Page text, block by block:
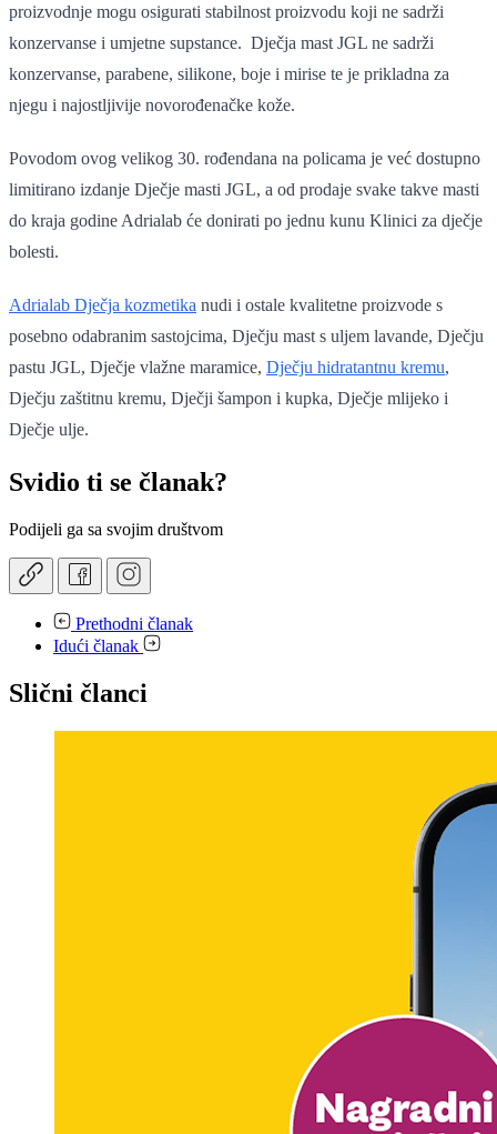
proizvodnje mogu osigurati stabilnost proizvodu koji ne sadrži
konzervanse i umjetne supstance. Dječja mast JGL ne sadrži
konzervanse, parabene, silikone, boje i mirise te je prikladna za
njegu i najostljivije novorođenačke kože.
Povodom ovog velikog 30. rođendana na policama je već dostupno
limitirano izdanje Dječje masti JGL, a od prodaje svake takve masti
do kraja godine Adrialab će donirati po jednu kunu Klinici za dječje
bolesti.
Adrialab Dječja kozmetika nudi i ostale kvalitetne proizvode s
posebno odabranim sastojcima, Dječju mast s uljem lavande, Dječju
pastu JGL, Dječje vlažne maramice, Dječju hidratantnu kremu,
Dječju zaštitnu kremu, Dječji šampon i kupka, Dječje mlijeko i
Dječje ulje.
Svidio ti se članak?
Podijeli ga sa svojim društvom
Prethodni članak
Idući članak
Slični članci